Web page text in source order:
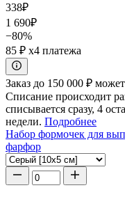
338₽
1 690₽
−80%
85 ₽ x4 платежа
Заказ до 150 000 ₽
Списание происходит
списывается сразу, 4
недели. Подробнее
Набор формочек для
фарфор